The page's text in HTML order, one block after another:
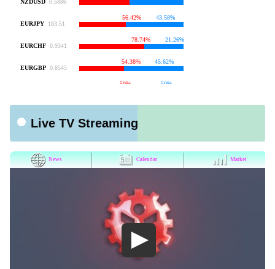
Live TV Streaming